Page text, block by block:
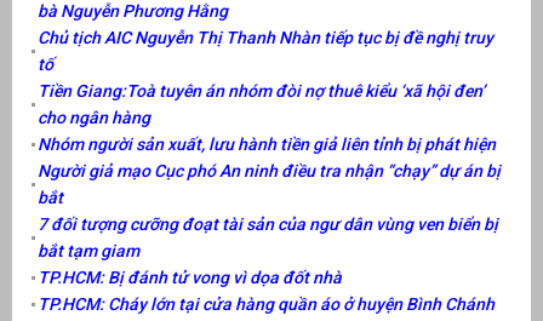
bà Nguyễn Phương Hằng
Chủ tịch AIC Nguyễn Thị Thanh Nhàn tiếp tục bị đề nghị truy
tố
Tiền Giang:Toà tuyên án nhóm đòi nợ thuê kiểu ‘xã hội đen’
cho ngân hàng
Nhóm người sản xuất, lưu hành tiền giả liên tỉnh bị phát hiện
Người giả mạo Cục phó An ninh điều tra nhận “chạy” dự án bị
bắt
7 đối tượng cưỡng đoạt tài sản của ngư dân vùng ven biển bị
bắt tạm giam
TP.HCM: Bị đánh tử vong vì dọa đốt nhà
TP.HCM: Cháy lớn tại cửa hàng quần áo ở huyện Bình Chánh